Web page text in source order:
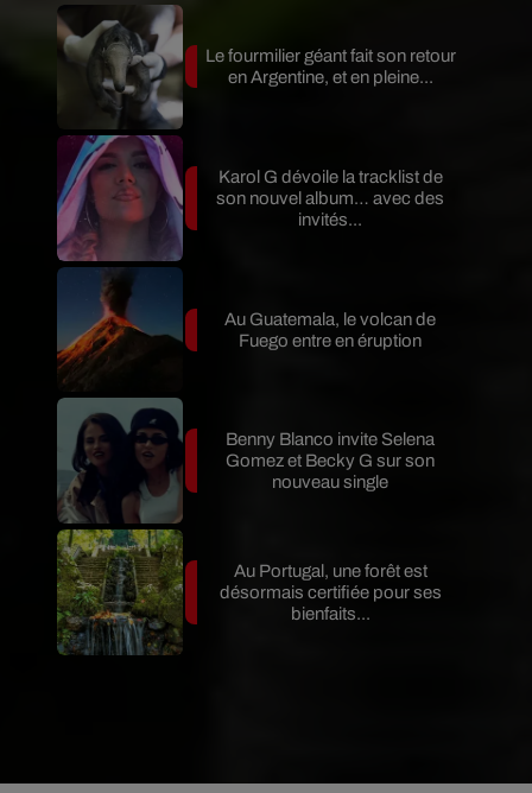
Le fourmilier géant fait son retour
en Argentine, et en pleine...
Karol G dévoile la tracklist de
son nouvel album… avec des
invités...
Au Guatemala, le volcan de
Fuego entre en éruption
Benny Blanco invite Selena
Gomez et Becky G sur son
nouveau single
Au Portugal, une forêt est
désormais certifiée pour ses
bienfaits...